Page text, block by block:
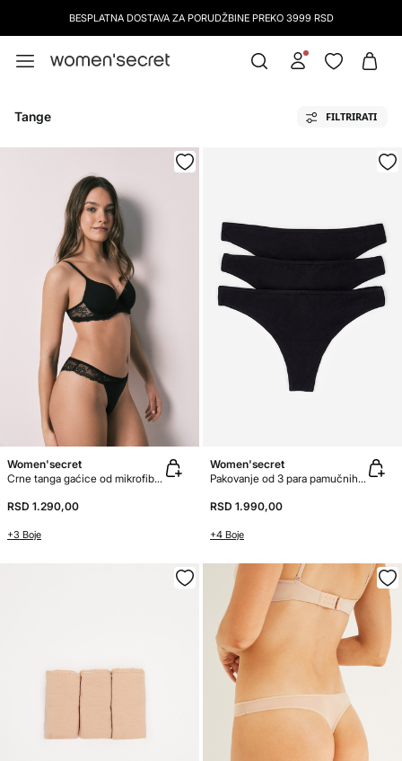
BESPLATNA DOSTAVA ZA PORUDŽBINE PREKO 3999 RSD
Tange FILTRIRATI
Women'secret
Crne tanga gaćice od mikrofibera i čipke
RSD 1.290,00
+3 Boje
Women'secret
Pakovanje od 3 para pamučnih tangica
RSD 1.990,00
+4 Boje